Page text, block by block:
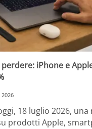
iPhone e
18 luglio 2026, una
prodotti Apple,